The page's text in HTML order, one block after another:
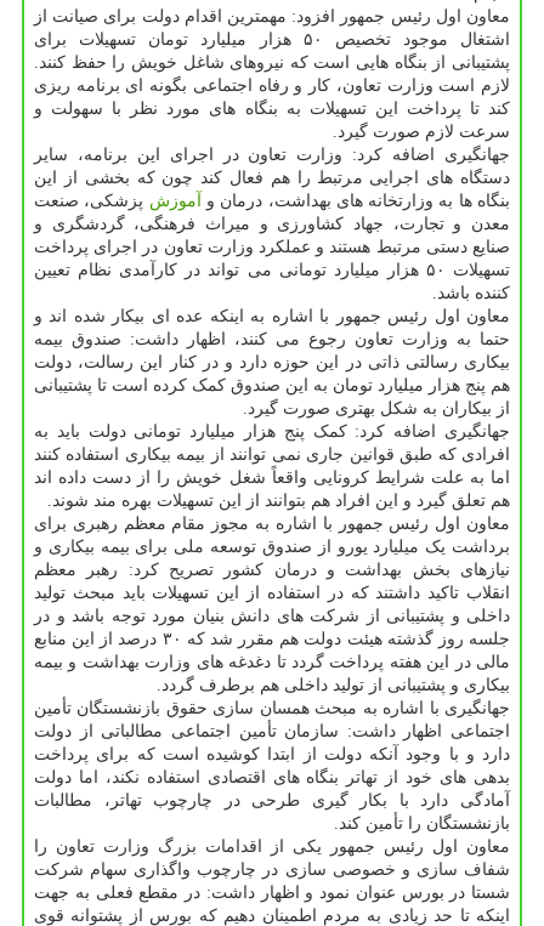
معاون اول رئیس جمهور افزود: مهمترین اقدام دولت برای صیانت از
اشتغال موجود تخصیص ۵۰ هزار میلیارد تومان تسهیلات برای
پشتیبانی از بنگاه هایی است که نیروهای شاغل خویش را حفظ کنند.
لازم است وزارت تعاون، کار و رفاه اجتماعی بگونه ای برنامه ریزی
کند تا پرداخت این تسهیلات به بنگاه های مورد نظر با سهولت و
سرعت لازم صورت گیرد.
جهانگیری اضافه کرد: وزارت تعاون در اجرای این برنامه، سایر
دستگاه های اجرایی مرتبط را هم فعال کند چون که بخشی از این
بنگاه ها به وزارتخانه های بهداشت، درمان و
آموزش پزشکی، صنعت
معدن و تجارت، جهاد کشاورزی و میراث فرهنگی، گردشگری و
صنایع دستی مرتبط هستند و عملکرد وزارت تعاون در اجرای پرداخت
تسهیلات ۵۰ هزار میلیارد تومانی می تواند در کارآمدی نظام تعیین
کننده باشد.
معاون اول رئیس جمهور با اشاره به اینکه عده ای بیکار شده اند و
حتما به وزارت تعاون رجوع می کنند، اظهار داشت: صندوق بیمه
بیکاری رسالتی ذاتی در این حوزه دارد و در کنار این رسالت، دولت
هم پنج هزار میلیارد تومان به این صندوق کمک کرده است تا پشتیبانی
از بیکاران به شکل بهتری صورت گیرد.
جهانگیری اضافه کرد: کمک پنج هزار میلیارد تومانی دولت باید به
افرادی که طبق قوانین جاری نمی توانند از بیمه بیکاری استفاده کنند
اما به علت شرایط کرونایی واقعاً شغل خویش را از دست داده اند
هم تعلق گیرد و این افراد هم بتوانند از این تسهیلات بهره مند شوند.
معاون اول رئیس جمهور با اشاره به مجوز مقام معظم رهبری برای
برداشت یک میلیارد یورو از صندوق توسعه ملی برای بیمه بیکاری و
نیازهای بخش بهداشت و درمان کشور تصریح کرد: رهبر معظم
انقلاب تاکید داشتند که در استفاده از این تسهیلات باید مبحث تولید
داخلی و پشتیبانی از شرکت های دانش بنیان مورد توجه باشد و در
جلسه روز گذشته هیئت دولت هم مقرر شد که ۳۰ درصد از این منابع
مالی در این هفته پرداخت گردد تا دغدغه های وزارت بهداشت و بیمه
بیکاری و پشتیبانی از تولید داخلی هم برطرف گردد.
جهانگیری با اشاره به مبحث همسان سازی حقوق بازنشستگان تأمین
اجتماعی اظهار داشت: سازمان تأمین اجتماعی مطالباتی از دولت
دارد و با وجود آنکه دولت از ابتدا کوشیده است که برای پرداخت
بدهی های خود از تهاتر بنگاه های اقتصادی استفاده نکند، اما دولت
آمادگی دارد با بکار گیری طرحی در چارچوب تهاتر، مطالبات
بازنشستگان را تأمین کند.
معاون اول رئیس جمهور یکی از اقدامات بزرگ وزارت تعاون را
شفاف سازی و خصوصی سازی در چارچوب واگذاری سهام شرکت
شستا در بورس عنوان نمود و اظهار داشت: در مقطع فعلی به جهت
اینکه تا حد زیادی به مردم اطمینان دهیم که بورس از پشتوانه قوی